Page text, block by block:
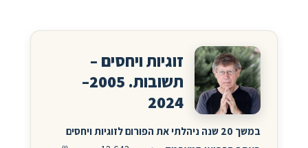
זוגיות ויחסים –
תשובות. 2005–
2024
במשך 20 שנה ניהלתי את הפורום לזוגיות ויחסים